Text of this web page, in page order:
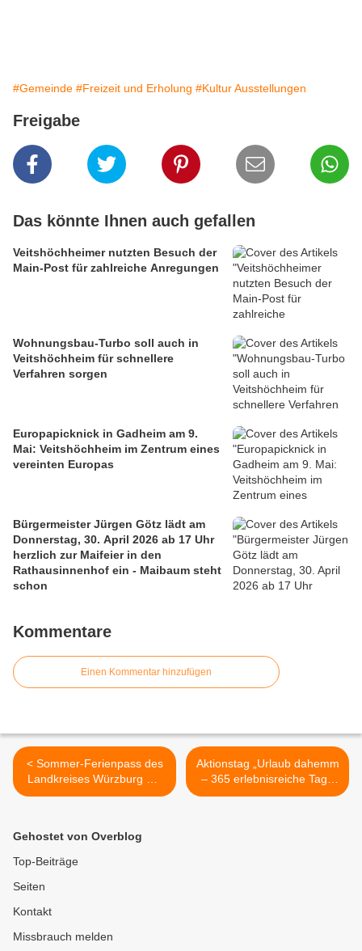
#Gemeinde #Freizeit und Erholung #Kultur Ausstellungen
Freigabe
Das könnte Ihnen auch gefallen
Veitshöchheimer nutzten Besuch der
Main-Post für zahlreiche Anregungen
Wohnungsbau-Turbo soll auch in
Veitshöchheim für schnellere
Verfahren sorgen
Europapicknick in Gadheim am 9.
Mai: Veitshöchheim im Zentrum eines
vereinten Europas
Bürgermeister Jürgen Götz lädt am
Donnerstag, 30. April 2026 ab 17 Uhr
herzlich zur Maifeier in den
Rathausinnenhof ein - Maibaum steht
schon
Kommentare
Einen Kommentar hinzufügen
< Sommer-Ferienpass des
Landkreises Würzburg mit
140 Seiten voller Spaß und
Aktionstag „Urlaub dahemm
– 365 erlebnisreiche Tage
in meiner Region“ am 24.
Gehostet von Overblog
Top-Beiträge
Seiten
Kontakt
Missbrauch melden